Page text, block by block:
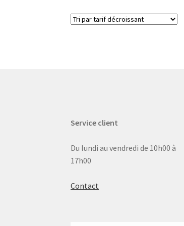
Service client
Du lundi au vendredi de 10h00 à
17h00
Contact